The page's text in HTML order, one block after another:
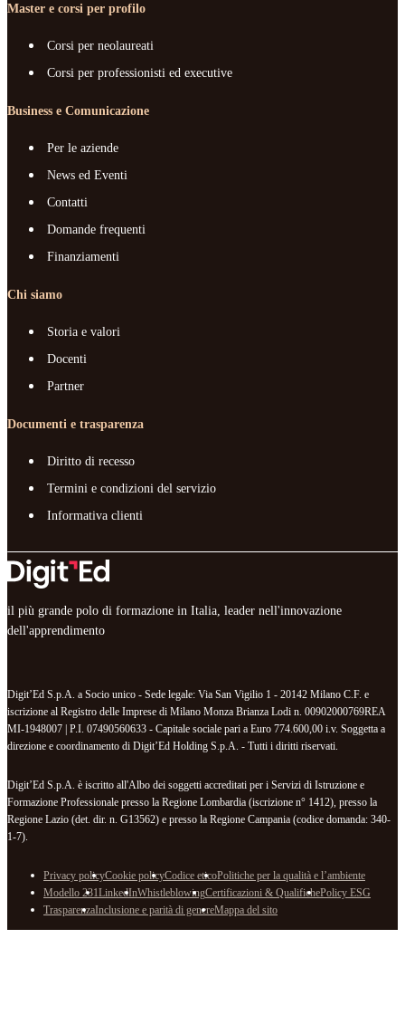
Master e corsi per profilo
Corsi per neolaureati
Corsi per professionisti ed executive
Business e Comunicazione
Per le aziende
News ed Eventi
Contatti
Domande frequenti
Finanziamenti
Chi siamo
Storia e valori
Docenti
Partner
Documenti e trasparenza
Diritto di recesso
Termini e condizioni del servizio
Informativa clienti
il più grande polo di formazione in Italia, leader nell'innovazione
dell'apprendimento
Digit’Ed S.p.A. a Socio unico - Sede legale: Via San Vigilio 1 - 20142 Milano C.F. e
iscrizione al Registro delle Imprese di Milano Monza Brianza Lodi n. 00902000769REA
MI-1948007 | P.I. 07490560633 - Capitale sociale pari a Euro 774.600,00 i.v. Soggetta a
direzione e coordinamento di Digit’Ed Holding S.p.A. - Tutti i diritti riservati.
Digit’Ed S.p.A. è iscritto all'Albo dei soggetti accreditati per i Servizi di Istruzione e
Formazione Professionale presso la Regione Lombardia (iscrizione n° 1412), presso la
Regione Lazio (det. dir. n. G13562) e presso la Regione Campania (codice domanda: 340-
1-7).
Privacy policyCookie policyCodice eticoPolitiche per la qualità e l’ambiente
Modello 231LinkedInWhistleblowingCertificazioni & QualifichePolicy ESG
TrasparenzaInclusione e parità di genereMappa del sito